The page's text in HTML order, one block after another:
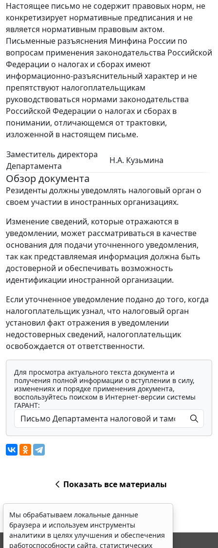
Настоящее письмо не содержит правовых норм, не
конкретизирует нормативные предписания и не
является нормативным правовым актом.
Письменные разъяснения Минфина России по
вопросам применения законодательства Российской
Федерации о налогах и сборах имеют
информационно-разъяснительный характер и не
препятствуют налогоплательщикам
руководствоваться нормами законодательства
Российской Федерации о налогах и сборах в
понимании, отличающемся от трактовки,
изложенной в настоящем письме.
Заместитель директора
Департамента
Н.А. Кузьмина
Обзор документа
Резиденты должны уведомлять налоговый орган о
своем участии в иностранных организациях.
Изменение сведений, которые отражаются в
уведомлении, может рассматриваться в качестве
основания для подачи уточненного уведомления,
так как представляемая информация должна быть
достоверной и обеспечивать возможность
идентификации иностранной организации.
Если уточненное уведомление подано до того, когда
налогоплательщик узнал, что налоговый орган
установил факт отражения в уведомлении
недостоверных сведений, налогоплательщик
освобождается от ответственности.
Для просмотра актуального текста документа и
получения полной информации о вступлении в силу,
изменениях и порядке применения документа,
воспользуйтесь поиском в Интернет-версии системы
ГАРАНТ:
Показать все материалы
Мы обрабатываем локальные данные
браузера и используем инструменты
аналитики в целях улучшения и обеспечения
работоспособности сайта, статистических